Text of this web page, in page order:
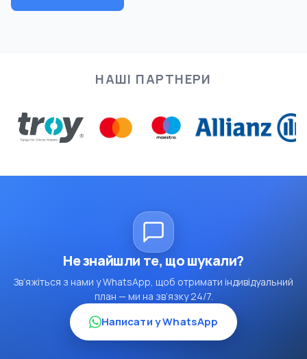
НАШІ ПАРТНЕРИ
Не знайшли те, що шукали?
Зв’яжіться з нами у WhatsApp, щоб отримати індивідуальний
план — ми на зв’язку 24/7.
Написати у WhatsApp